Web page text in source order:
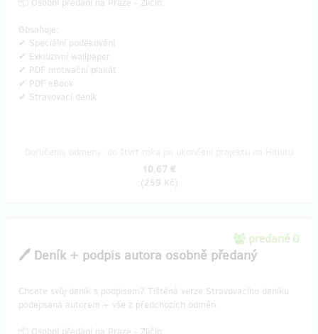
📦 Osobní předání na Praze - Zličín.
Obsahuje:
✔ Speciální poděkování
✔ Exkluzivní wallpaper
✔ PDF motivační plakát
✔ PDF eBook
✔ Stravovací deník
10,67 €
(259 Kč)
predané 0
🖊️ Deník + podpis autora osobně předaný
Chcete svůj deník s podpisem? Tištěná verze Stravovacího deníku
podepsaná autorem + vše z předchozích odměn.
📦 Osobní předání na Praze - Zličín.